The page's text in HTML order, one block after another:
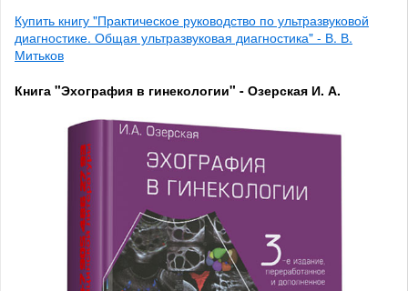
Купить книгу "Практическое руководство по ультразвуковой
диагностике. Общая ультразвуковая диагностика" - В. В.
Митьков
Книга "Эхография в гинекологии" - Озерская И. А.